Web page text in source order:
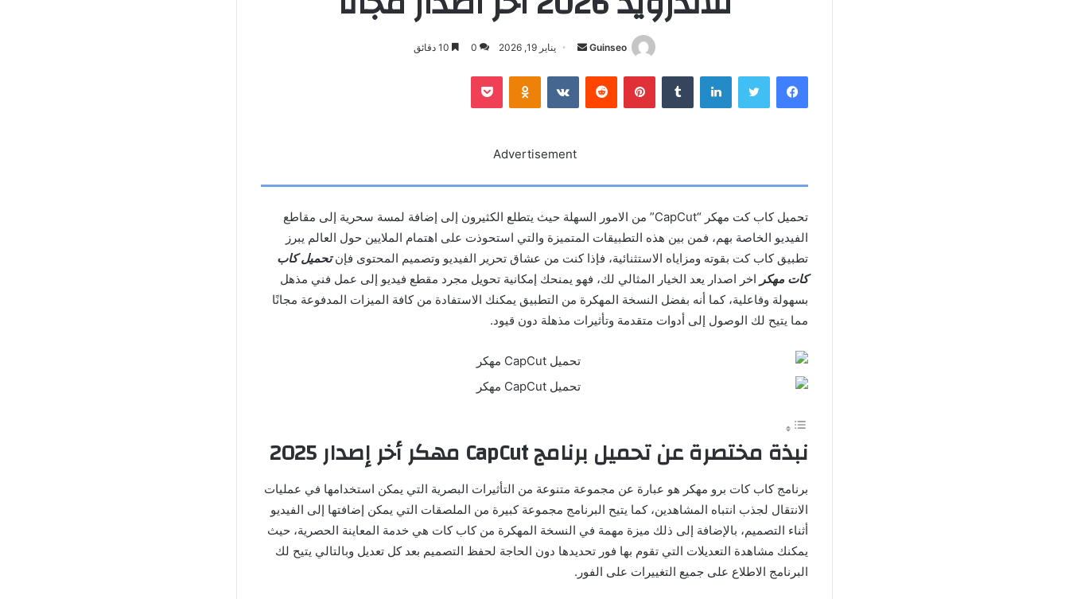
Guinseo
أرسل يناير 19, 2026 0
فيسبوك تويتر لينكدإن بينتيريست Odnoklassniki
بوكيت
Advertisement
تحميل كاب كت مهكر “CapCut” من الامور السهلة حيث
يتطلع الكثيرون إلى إضافة لمسة سحرية إلى مقاطع
الفيديو الخاصة بهم، فمن بين هذه التطبيقات المتميزة والتي استحوذت على اهتمام الملايين حول العالم يبرز
تطبيق كاب كت بقوته ومزاياه الاستثنائية، فإذا كنت من عشاق تحرير الفيديو وتصميم المحتوى فإنتحميل كاب
كات مهكر اخر اصدار يعد الخيار المثالي لك، فهو يمنحك إمكانية تحويل مجرد مقطع فيديو إلى عمل فني مذهل
بسهولة وفاعلية، كما أنه بفضل النسخة المهكرة من التطبيق يمكنك الاستفادة من كافة الميزات المدفوعة مجانًا
مما يتيح لك الوصول إلى أدوات متقدمة وتأثيرات مذهلة دون قيود.
نبذة مختصرةعنتحميل برنامجCapCut مهكر أخر إصدار 2025
برنامج كاب كات برو مهكر هو عبارة عن مجموعة متنوعة من التأثيرات البصرية التي يمكن استخدامها في عمليات
الانتقال لجذب انتباه المشاهدين، كما يتيح البرنامج مجموعة كبيرة من الملصقات التي يمكن إضافتها إلى الفيديو
أثناء التصميم، بالإضافة إلى ذلك ميزة مهمة في النسخة المهكرة من كاب كات هي خدمة المعاينة الحصرية، حيث
يمكنك مشاهدة التعديلات التي تقوم بها فور تحديدها دون الحاجة لحفظ التصميم بعد كل تعديل وبالتالي يتيح لك
البرنامج الاطلاع على جميع التغييرات على الفور .